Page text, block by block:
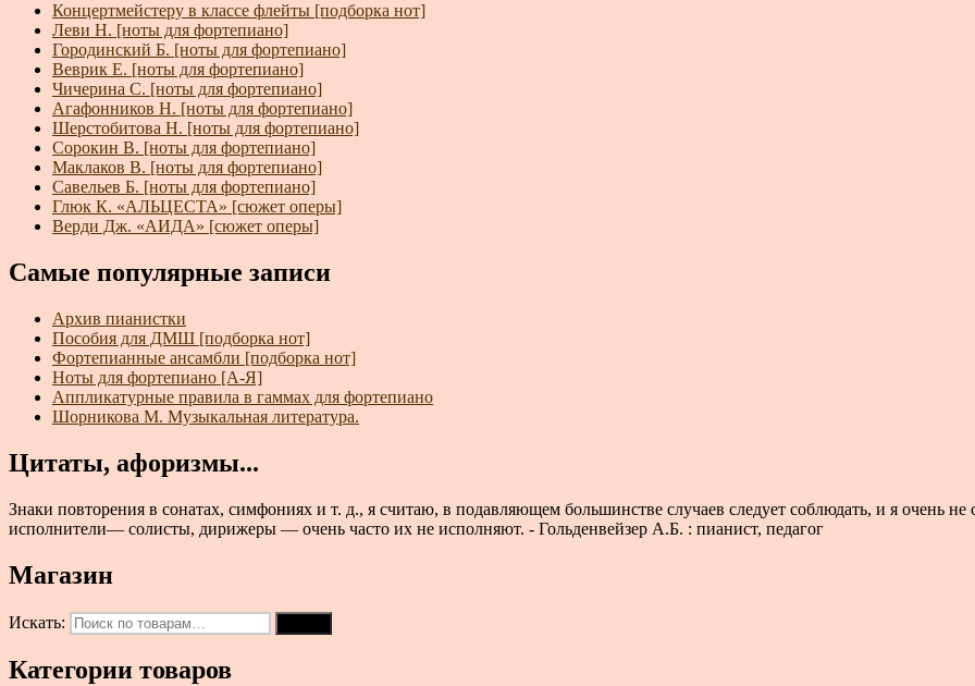
Концертмейстеру в классе флейты [подборка нот]
Леви Н. [ноты для фортепиано]
Городинский Б. [ноты для фортепиано]
Веврик Е. [ноты для фортепиано]
Чичерина С. [ноты для фортепиано]
Агафонников Н. [ноты для фортепиано]
Шерстобитова Н. [ноты для фортепиано]
Сорокин В. [ноты для фортепиано]
Маклаков В. [ноты для фортепиано]
Савельев Б. [ноты для фортепиано]
Глюк К. «АЛЬЦЕСТА» [сюжет оперы]
Верди Дж. «АИДА» [сюжет оперы]
Самые популярные записи
Архив пианистки
Пособия для ДМШ [подборка нот]
Фортепианные ансамбли [подборка нот]
Ноты для фортепиано [А-Я]
Аппликатурные правила в гаммах для фортепиано
Шорникова М. Музыкальная литература.
Цитаты, афоризмы...
Знаки повторения в сонатах, симфониях и т. д., я считаю, в подавляющем большинстве случаев следует соблюдать, и я очень
исполнители— солисты, дирижеры — очень часто их не исполняют. - Гольденвейзер А.Б. : пианист, педагог
Магазин
Искать:
Категории товаров